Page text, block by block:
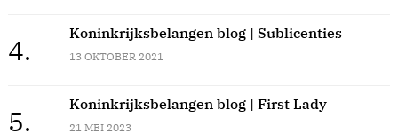
4.
Koninkrijksbelangen blog | Sublicenties
13 OKTOBER 2021
5.
Koninkrijksbelangen blog | First Lady
21 MEI 2023